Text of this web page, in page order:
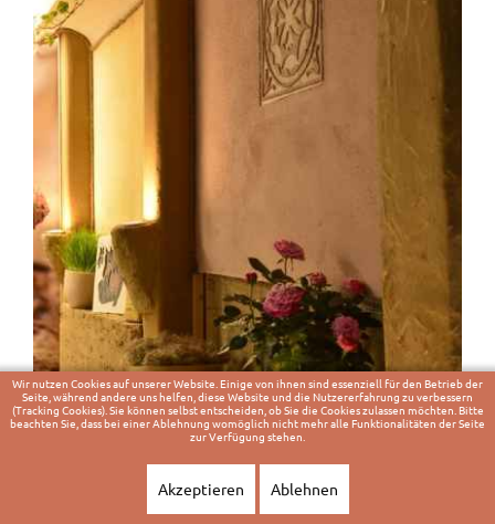
Wir nutzen Cookies auf unserer Website. Einige von ihnen sind essenziell für den Betrieb der
Seite, während andere uns helfen, diese Website und die Nutzererfahrung zu verbessern
(Tracking Cookies). Sie können selbst entscheiden, ob Sie die Cookies zulassen möchten. Bitte
beachten Sie, dass bei einer Ablehnung womöglich nicht mehr alle Funktionalitäten der Seite
zur Verfügung stehen.
Akzeptieren Ablehnen